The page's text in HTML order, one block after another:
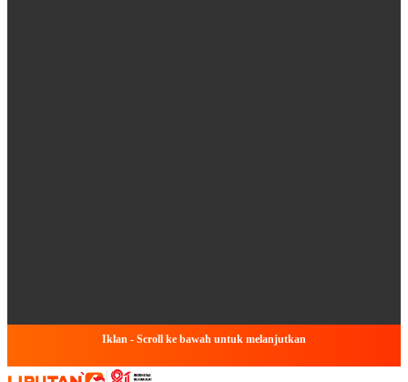
Iklan - Scroll ke bawah untuk melanjutkan